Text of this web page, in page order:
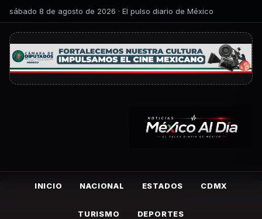
sábado 8 de agosto de 2026 · El pulso diario de México
INICIO NACIONAL ESTADOS CDMX
TURISMO DEPORTES